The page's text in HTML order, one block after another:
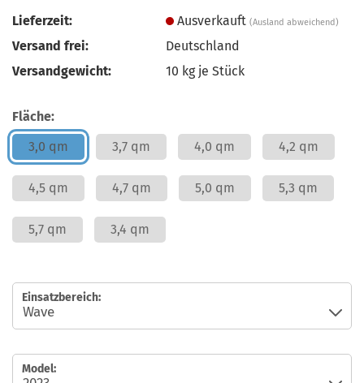
Lieferzeit: Ausverkauft(Ausland abweichend)
Versand frei:
Deutschland
Versandgewicht:
10 kg je Stück
Fläche:
3,0 qm
3,7 qm 4,0 qm 4,2 qm
4,5 qm 4,7 qm 5,0 qm 5,3 qm
5,7 qm 3,4 qm
Einsatzbereich:
Model: